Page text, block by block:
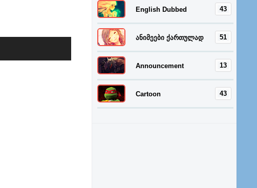
43
English Dubbed
51
ანიმეები ქართულად
13
Announcement
43
Cartoon